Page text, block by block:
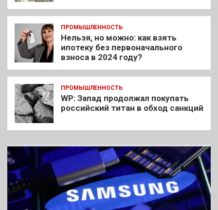
ПРОМЫШЛЕННОСТЬ
Нельзя, но можно: как взять
ипотеку без первоначального
взноса в 2024 году?
ПРОМЫШЛЕННОСТЬ
WP: Запад продолжал покупать
российский титан в обход санкций